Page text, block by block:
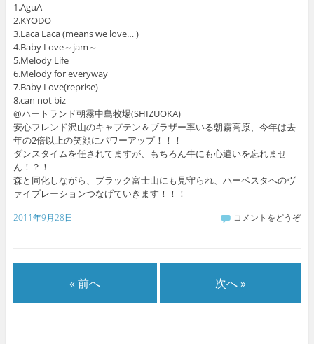
1.AguA
2.KYODO
3.Laca Laca (means we love… )
4.Baby Love～jam～
5.Melody Life
6.Melody for everyway
7.Baby Love(reprise)
8.can not biz
@ハートランド朝霧中島牧場(SHIZUOKA)
安心フレンド沢山のキャプテン＆ブラザー率いる朝霧高原、今年は去
年の2倍以上の笑顔にパワーアップ！！！
ダンスタイムを任されてますが、もちろん牛にも心遣いを忘れませ
ん！？！
森と同化しながら、ブラック富士山にも見守られ、ハーベスタへのヴ
ァイブレーションつなげていきます！！！
2011年9月28日 コメントをどうぞ
« 前へ 次へ »